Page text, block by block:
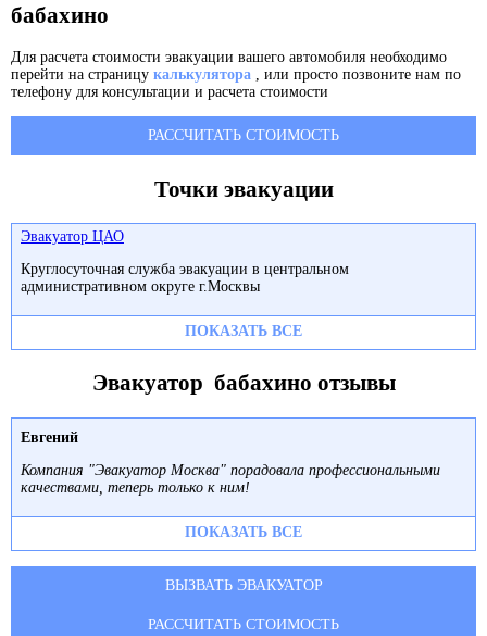
бабахино
Для расчета стоимости эвакуации вашего автомобиля необходимо
перейти на страницу калькулятора , или просто позвоните нам по
телефону для консультации и расчета стоимости
РАССЧИТАТЬ СТОИМОСТЬ
Точки эвакуации
Эвакуатор ЦАО
Круглосуточная служба эвакуации в центральном
административном округе г.Москвы
ПОКАЗАТЬ ВСЕ
Эвакуатор бабахино отзывы
Евгений
Компания "Эвакуатор Москва" порадовала профессиональными
качествами, теперь только к ним!
ПОКАЗАТЬ ВСЕ
ВЫЗВАТЬ ЭВАКУАТОР
РАССЧИТАТЬ СТОИМОСТЬ